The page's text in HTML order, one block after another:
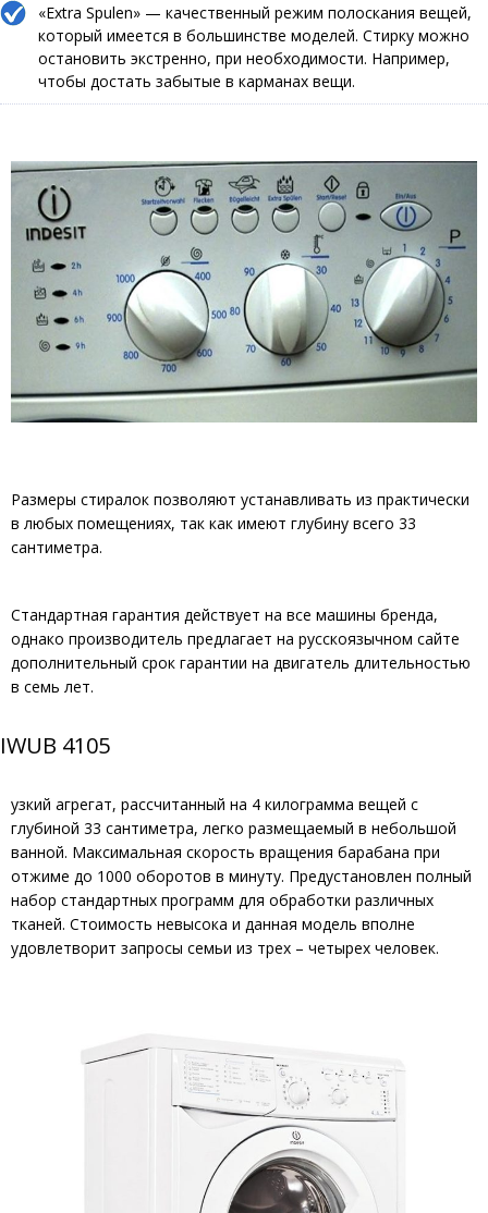
«Extra Spulen» — качественный режим полоскания вещей,
который имеется в большинстве моделей. Стирку можно
остановить экстренно, при необходимости. Например,
чтобы достать забытые в карманах вещи.
Размеры стиралок позволяют устанавливать из практически
в любых помещениях, так как имеют глубину всего 33
сантиметра.
Стандартная гарантия действует на все машины бренда,
однако производитель предлагает на русскоязычном сайте
дополнительный срок гарантии на двигатель длительностью
в семь лет.
IWUB 4105
узкий агрегат, рассчитанный на 4 килограмма вещей с
глубиной 33 сантиметра, легко размещаемый в небольшой
ванной. Максимальная скорость вращения барабана при
отжиме до 1000 оборотов в минуту. Предустановлен полный
набор стандартных программ для обработки различных
тканей. Стоимость невысока и данная модель вполне
удовлетворит запросы семьи из трех – четырех человек.